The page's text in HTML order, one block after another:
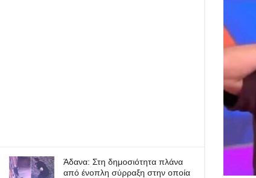
Άδανα: Στη δημοσιότητα πλάνα
από ένοπλη σύρραξη στην οποία